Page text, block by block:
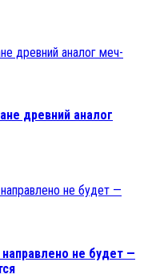
древний аналог
не будет —